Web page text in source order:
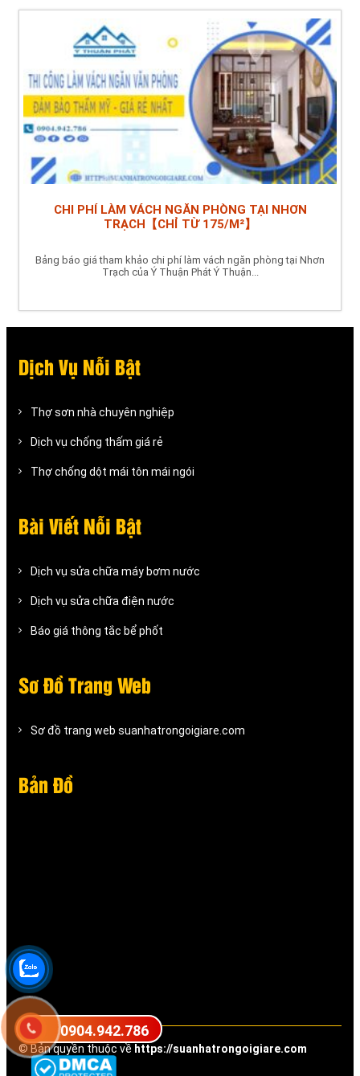
CHI PHÍ LÀM VÁCH NGĂN PHÒNG TẠI NHƠN
TRẠCH【CHỈ TỪ 175/M²】
Bảng báo giá tham khảo chi phí làm vách ngăn phòng tại Nhơn
Trạch của Ý Thuận Phát Ý Thuận...
Dịch Vụ Nỗi Bật
Thợ sơn nhà chuyên nghiệp
Dịch vụ chống thấm giá rẻ
Thợ chống dột mái tôn mái ngói
Bài Viết Nỗi Bật
Dịch vụ sửa chữa máy bơm nước
Dịch vụ sửa chữa điện nước
Báo giá thông tắc bể phốt
Sơ Đồ Trang Web
Sơ đồ trang web suanhatrongoigiare.com
Bản Đồ
© Bản quyền thuộc về https://suanhatrongoigiare.com
0904.942.786